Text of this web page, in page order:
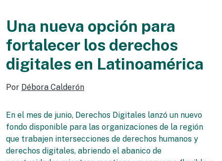
Una nueva opción para
fortalecer los derechos
digitales en Latinoamérica
Por Débora Calderón
En el mes de junio, Derechos Digitales lanzó un nuevo
fondo disponible para las organizaciones de la región
que trabajen intersecciones de derechos humanos y
derechos digitales, abriendo el abanico de